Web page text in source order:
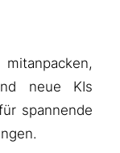
neue KIs
spannende